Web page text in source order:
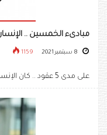
مبادىء الخمسين ..
1159
على مدى 5 عقود .. كان الإنسان ولايزال غاية دولة .....